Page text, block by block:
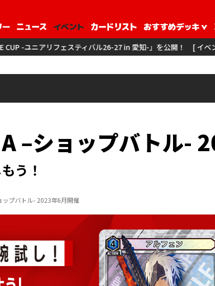
26-27 in 愛知-」を公開！ [ イベント ] 「3on3 -ユニアリフェス
–ショップバトル-
う！
ップバトル- 2023年6月開催